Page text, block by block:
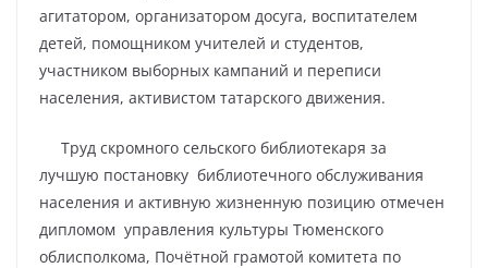
агитатором, организатором досуга, воспитателем
детей, помощником учителей и студентов,
участником выборных кампаний и переписи
населения, активистом татарского движения.
Труд скромного сельского библиотекаря за
лучшую постановку библиотечного обслуживания
населения и активную жизненную позицию отмечен
дипломом управления культуры Тюменского
облисполкома, Почётной грамотой комитета по